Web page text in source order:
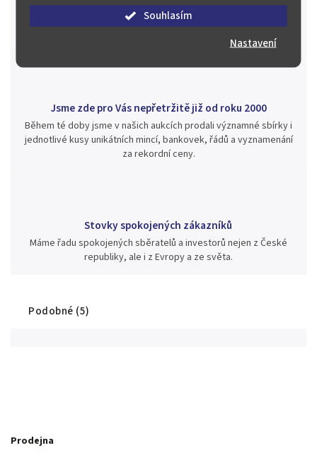
Souhlasím
Nastavení
Náš kolektiv specialistů a znalců se Vám bude plně věnovat.
Posoudíme kvalitu a pravost Vašeho materiálu, prodáme v naší
aukci nebo Vám poradíme kam investovat.
Jsme zde pro Vás nepřetržitě již od roku 2000
Během té doby jsme v našich aukcích prodali významné sbírky i
jednotlivé kusy unikátních mincí, bankovek, řádů a vyznamenání
za rekordní ceny.
Stovky spokojených zákazníků
Máme řadu spokojených sběratelů a investorů nejen z České
republiky, ale i z Evropy a ze světa.
Podobné (5)
Prodejna